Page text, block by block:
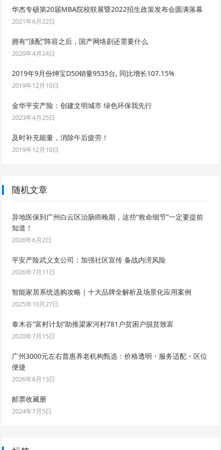
华杰专硕第20届MBA院校联展暨2022招生政策发布会圆满落幕
2021年6月22日
拥有“顶配”阵容之后，国产网络剧还需要什么
2020年4月24日
2019年9月份绅宝D50销量9535台, 同比增长107.15%
2019年12月10日
金华平安产险：创建文明城市 绿色环保我先行
2023年4月25日
及时补充能量，消除午后疲劳！
2019年12月10日
随机文章
异地医保到广州白云区治肠癌晚期，这些“救命细节”一定要提前
知道！
2026年6月2日
平安产险武义支公司：加强社区宣传 备战内涝风险
2026年7月11日
智能家居系统选购攻略｜十大品牌全解析及场景化应用案例
2025年10月27日
泰木谷“富村计划”助推梁家河村781户贫困户脱贫致富
2020年7月15日
广州3000元左右普惠养老机构甄选：价格透明・服务适配・区位
便捷
2026年6月13日
邮票收藏册
2024年7月5日